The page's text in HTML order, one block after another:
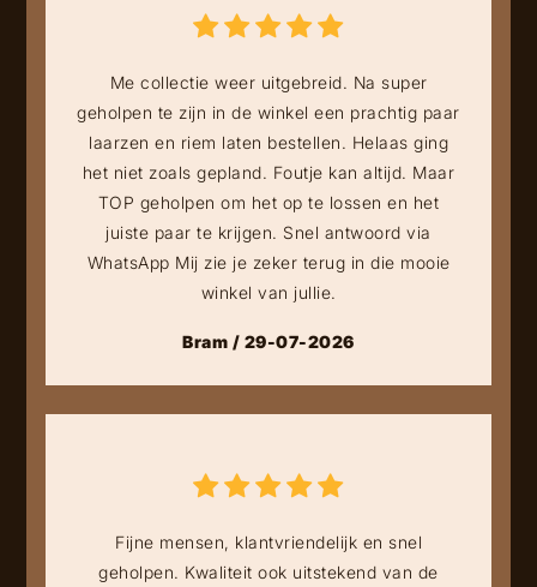
Me collectie weer uitgebreid. Na super
geholpen te zijn in de winkel een prachtig paar
laarzen en riem laten bestellen. Helaas ging
het niet zoals gepland. Foutje kan altijd. Maar
TOP geholpen om het op te lossen en het
juiste paar te krijgen. Snel antwoord via
WhatsApp Mij zie je zeker terug in die mooie
winkel van jullie.
Bram / 29-07-2026
Fijne mensen, klantvriendelijk en snel
geholpen. Kwaliteit ook uitstekend van de